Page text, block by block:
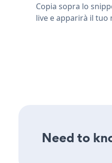
Copia sopra lo
live e apparirà il tuo
Need to